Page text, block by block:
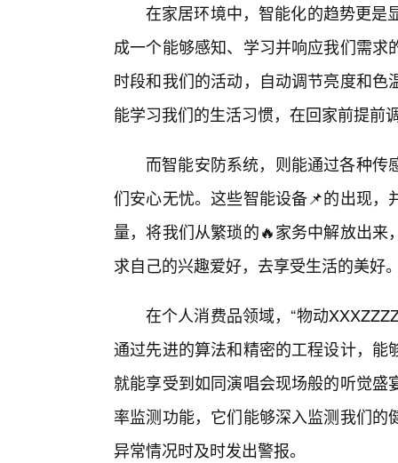
在家居环境中，智能化的趋势更是
成一个能够感知、学习并响应我们需
时段和我们的活动，自动调节亮度和
能学习我们的生活习惯，在回家前提前
而智能安防系统，则能通过各种
们安心无忧。这些智能设备📌的出现
量，将我们从繁琐的🔥家务中解放出
求自己的兴趣爱好，去享受生活的美好
在个人消费品领域，“物动
通过先进的算法和精密的工程设计，
就能享受到如同演唱会现场般的听觉
率监测功能，它们能够深入监测我们
异常情况时及时发出警报。